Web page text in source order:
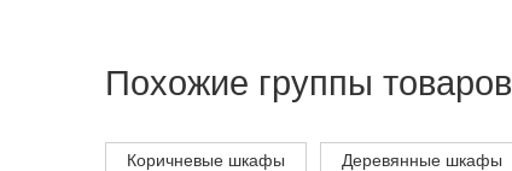
Похожие группы товаров
Коричневые шкафы Деревянные шкафы